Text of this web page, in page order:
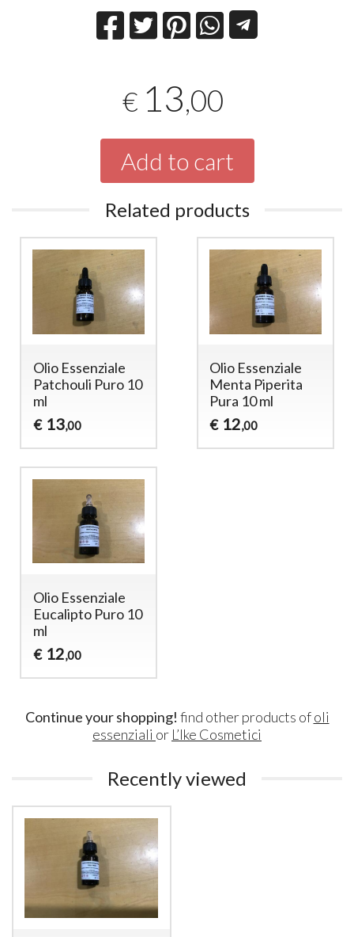
€ 13,00
Add to cart
Related products
Olio Essenziale
Patchouli Puro 10
ml
€ 13,00
Olio Essenziale
Menta Piperita
Pura 10 ml
€ 12,00
Olio Essenziale
Eucalipto Puro 10
ml
€ 12,00
Continue your shopping! find other products ofoli
essenziali or L’Ike Cosmetici
Recently viewed